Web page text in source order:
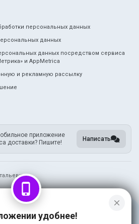
персональных данных
данных
данных посредством сервиса
и AppMetrica
и рекламную рассылку
приложение
доставки? Пишите!
Написать
характер и не является публичнойclose
phone_iphone
удобнее!